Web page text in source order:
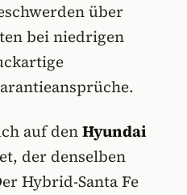
über
bei niedrigen
auf denHyundai
der denselben
Hybrid-Santa Fe